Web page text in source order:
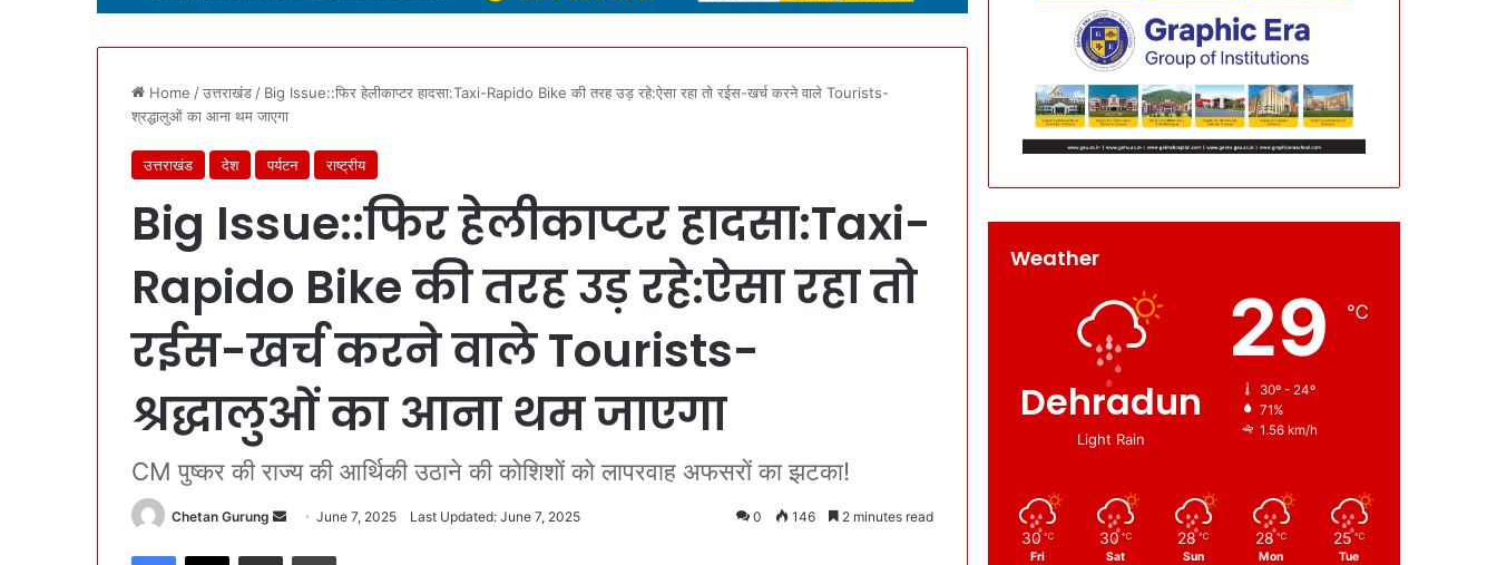
Home /उत्तराखंड / Big Issue::फिर हेलीकाप्टर हादसा:Taxi-Rapido Bike की तरह उड़ रहे:ऐसा रहा तो रईस-खर्च करने वाले Tourists-
श्रद्धालुओं का आना थम जाएगा
उत्तराखंड देश पर्यटन राष्ट्रीय
Big Issue::फिर हेलीकाप्टर हादसा:Taxi-
Rapido Bike की तरह उड़ रहे:ऐसा रहा तो
रईस-खर्च करने वाले Tourists-
श्रद्धालुओं का आना थम जाएगा
CM पुष्कर की राज्य की आर्थिकी उठाने की कोशिशों को लापरवाह अफसरों का झटका!
Chetan Gurung June 7, 2025 Last Updated: June 7, 2025 0 146 2 minutes read
Weather
Dehradun
Light Rain
29 ℃
30º - 24º
71%
1.56 km/h
30 ℃
Fri
30 ℃
Sat
28 ℃
Sun
28 ℃
Mon
25 ℃
Tue